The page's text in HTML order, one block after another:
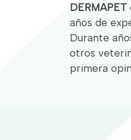
DERMAPET
años de
Durante
otros
primera